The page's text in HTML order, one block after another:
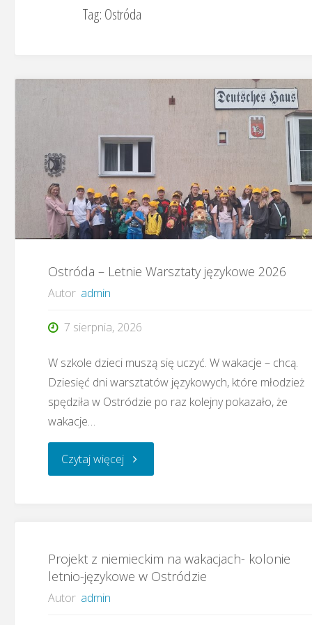
Tag: Ostróda
Ostróda – Letnie Warsztaty językowe 2026
Autor admin
7 sierpnia, 2026
W szkole dzieci muszą się uczyć. W wakacje – chcą.
Dziesięć dni warsztatów językowych, które młodzież
spędziła w Ostródzie po raz kolejny pokazało, że
wakacje…
Czytaj więcej"Ostróda
Warsztaty
Projekt z niemieckim na wakacjach- kolonie
letnio-językowe w Ostródzie
Autor admin